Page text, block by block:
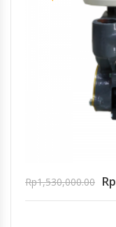
Rp1,530,000.00 Rp